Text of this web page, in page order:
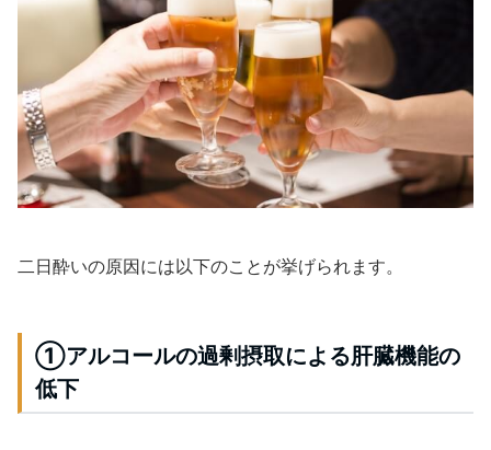
二日酔いの原因には以下のことが挙げられます。
①アルコールの過剰摂取による肝臓機能の
低下